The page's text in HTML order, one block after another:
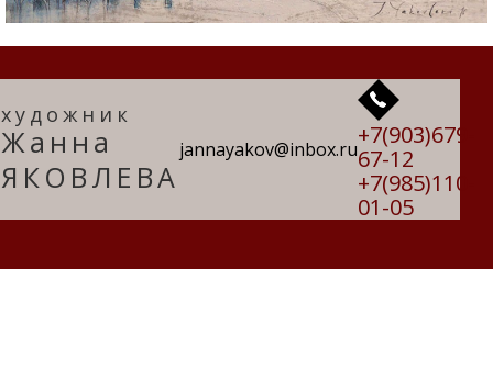
художник
Жанна
ЯКОВЛЕВА
jannayakov@inbox.ru+7(903)679-
67-12
+7(985)110-
01-05